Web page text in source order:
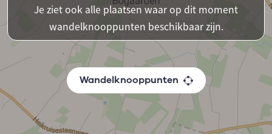
Je ziet ook alle plaatsen waar op dit moment
wandelknooppunten beschikbaar zijn.
Wandelknooppunten